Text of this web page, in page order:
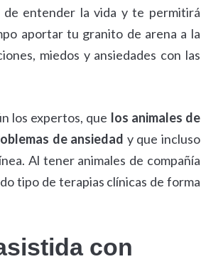
entender la vida y te permitirá
aportar tu granito de arena a la
miedos y ansiedades con las
los expertos, que los animales de
de ansiedad y que incluso
Al tener animales de compañía
tipo de terapias clínicas de forma
con